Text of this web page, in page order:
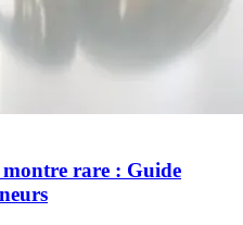
rare : Guide